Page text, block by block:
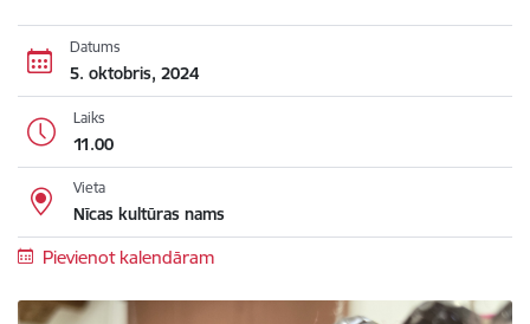
Datums
5. oktobris, 2024
Laiks
11.00
Vieta
Nīcas kultūras nams
Pievienot kalendāram